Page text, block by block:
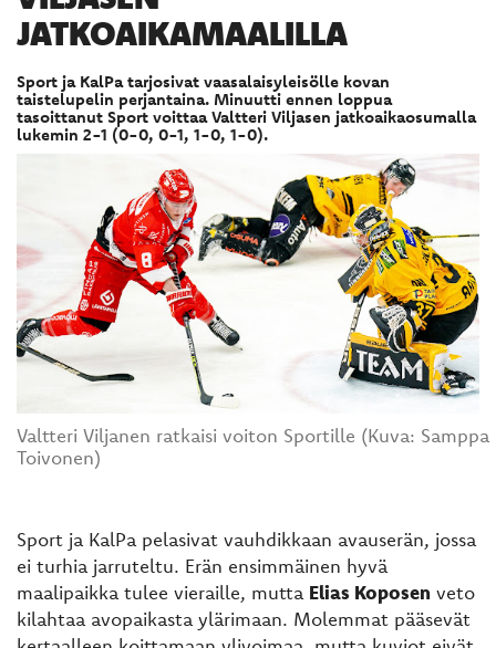
JATKOAIKAMAALILLA
Sport ja KalPa tarjosivat vaasalaisyleisölle kovan
taistelupelin perjantaina. Minuutti ennen loppua
tasoittanut Sport voittaa Valtteri Viljasen jatkoaikaosumalla
lukemin 2-1 (0-0, 0-1, 1-0, 1-0).
Valtteri Viljanen ratkaisi voiton Sportille (Kuva: Samppa
Toivonen)
Sport ja KalPa pelasivat vauhdikkaan avauserän, jossa
ei turhia jarruteltu. Erän ensimmäinen hyvä
maalipaikka tulee vieraille, mutta Elias Koposen veto
kilahtaa avopaikasta ylärimaan. Molemmat pääsevät